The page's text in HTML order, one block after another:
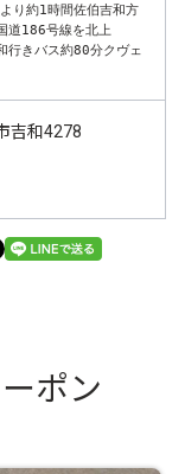
り約1時間佐伯吉和方
道186号線を北上
行きバス約80分クヴェ
吉和4278
ポン